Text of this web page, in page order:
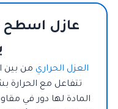
عازل اسطح
العزل الحراري من بين
تتفاعل مع الحرارة
المادة لها دور في